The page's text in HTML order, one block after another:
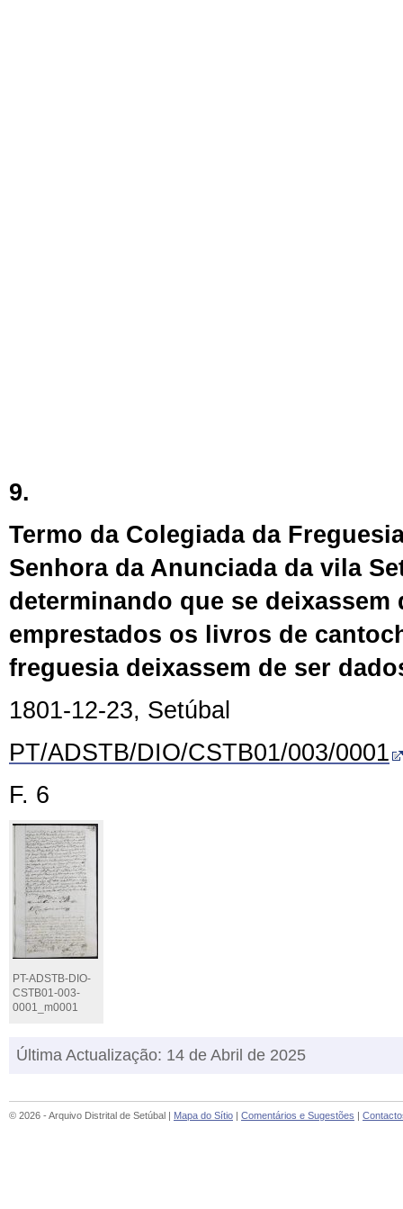
9.
Termo da Colegiada da
Senhora da Anunciada da vila
determinando que se deixassem
emprestados os livros de
freguesia deixassem de ser
1801-12-23, Setúbal
PT/ADSTB/DIO/CSTB01/003/0001
F. 6
PT-ADSTB-DIO-
CSTB01-003-
0001_m0001
Última Actualização: 14 de Abril de 2025
© 2026 - Arquivo Distrital de Setúbal | Mapa do Sítio | Comentários e Sugestões |